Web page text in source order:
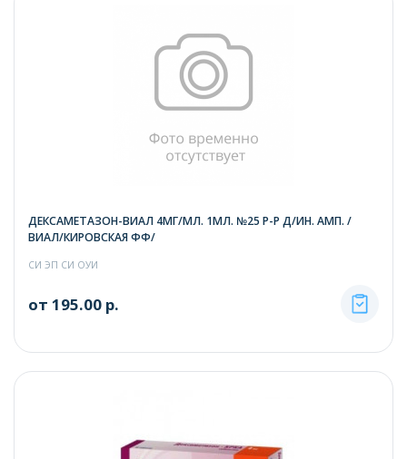
ДЕКСАМЕТАЗОН-ВИАЛ 4МГ/МЛ. 1МЛ. №25 Р-Р Д/ИН. АМП. /
ВИАЛ/КИРОВСКАЯ ФФ/
СИ ЭП СИ ОУИ
от 195.00 р.